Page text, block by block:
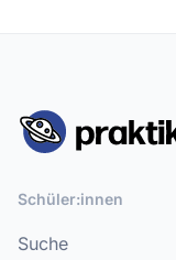
Schüler:innen
Suche